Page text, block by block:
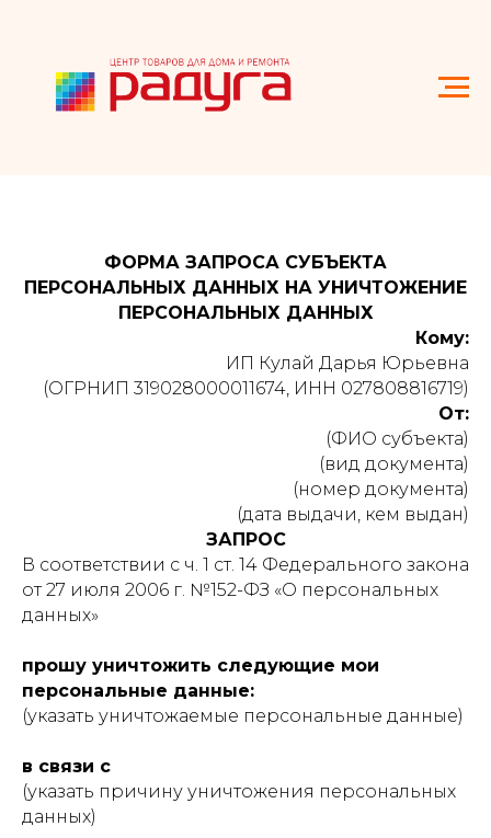
ФОРМА ЗАПРОСА СУБЪЕКТА
ПЕРСОНАЛЬНЫХ ДАННЫХ НА УНИЧТОЖЕНИЕ
ПЕРСОНАЛЬНЫХ ДАННЫХ
Кому:
ИП Кулай Дарья Юрьевна
(ОГРНИП 319028000011674, ИНН 027808816719)
От:
(ФИО субъекта)
(вид документа)
(номер документа)
(дата выдачи, кем выдан)
ЗАПРОС
В соответствии с ч. 1 ст. 14 Федерального закона
от 27 июля 2006 г. №152-ФЗ «О персональных
данных»
прошу уничтожить следующие мои
персональные данные:
(указать уничтожаемые персональные данные)
в связи с
(указать причину уничтожения персональных
данных)